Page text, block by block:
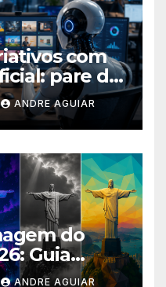
com
pare de
ANDRE AGUIAR
do
Guia
para
ANDRE AGUIAR